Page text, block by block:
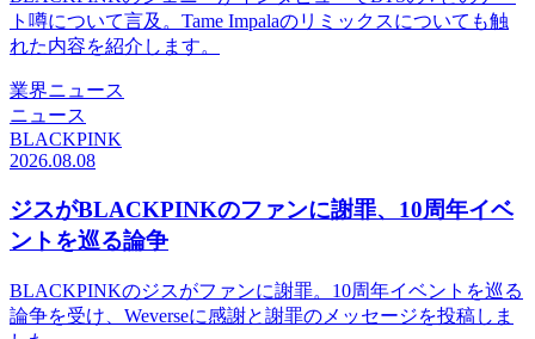
ト噂について言及。Tame Impalaのリミックスについても触
れた内容を紹介します。
業界ニュース
ニュース
BLACKPINK
2026.08.08
ジスがBLACKPINKのファンに謝罪、10周年イベ
ントを巡る論争
BLACKPINKのジスがファンに謝罪。10周年イベントを巡る
論争を受け、Weverseに感謝と謝罪のメッセージを投稿しま